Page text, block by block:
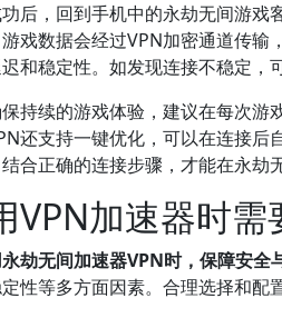
后，回到手机中的永劫无间游戏
戏数据会经过VPN加密通道传输
和稳定性。如发现连接不稳定，
持续的游戏体验，建议在每次游
还支持一键优化，可以在连接后
合正确的连接步骤，才能在永劫
VPN加速器时
劫无间加速器VPN时，保障安全
性等多方面因素。合理选择和配